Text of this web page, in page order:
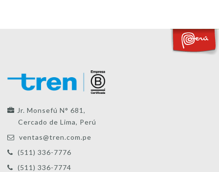
Jr. Monsefú N° 681,
Cercado de Lima, Perú
ventas@tren.com.pe
(511) 336-7776
(511) 336-7774